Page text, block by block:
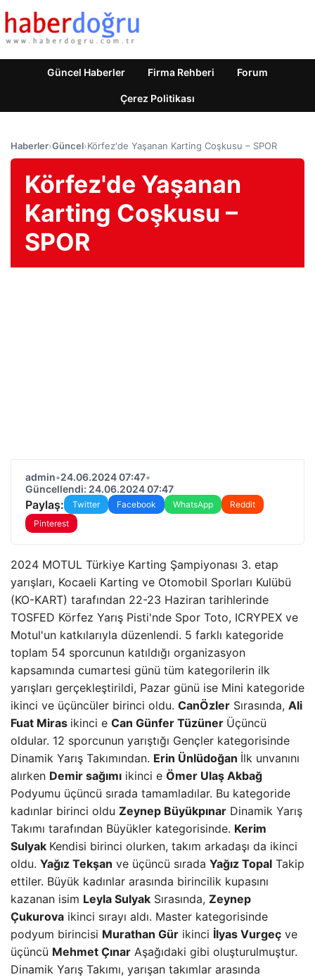
Güncel Haberler Firma Rehberi Forum
Çerez Politikası
Haberler›Güncel›Körfez'de Yaşanan Karting Coşkusu – SPOR
Körfez'de Yaşanan
Karting Coşkusu –
SPOR
admin•24.06.2024 07:47•
Güncellendi: 24.06.2024 07:47
Paylaş: Twitter Facebook WhatsApp
Reddit
Pinterest
2024 MOTUL Türkiye Karting Şampiyonası 3. etap
yarışları, Kocaeli Karting ve Otomobil Sporları Kulübü
(KO-KART) tarafından 22-23 Haziran tarihlerinde
TOSFED Körfez Yarış Pisti'nde Spor Toto, ICRYPEX ve
Motul'un katkılarıyla düzenlendi. 5 farklı kategoride
toplam 54 sporcunun katıldığı organizasyon
kapsamında cumartesi günü tüm kategorilerin ilk
yarışları gerçekleştirildi, Pazar günü ise Mini kategoride
ikinci ve üçüncüler birinci oldu. CanÖzler Sırasında, Ali
Fuat Miras ikinci e Can Günfer Tüzüner Üçüncü
oldular. 12 sporcunun yarıştığı Gençler kategorisinde
Dinamik Yarış Takımından. Erin Ünlüdoğan İlk unvanını
alırken Demir sağımı ikinci e Ömer Ulaş Akbağ
Podyumu üçüncü sırada tamamladılar. Bu kategoride
kadınlar birinci oldu Zeynep Büyükpınar Dinamik Yarış
Takımı tarafından Büyükler kategorisinde. Kerim
Sulyak Kendisi birinci olurken, takım arkadaşı da ikinci
oldu. Yağız Tekşan ve üçüncü sırada Yağız Topal Takip
ettiler. Büyük kadınlar arasında birincilik kupasını
kazanan isim Leyla Sulyak Sırasında, Zeynep
Çukurova ikinci sırayı aldı. Master kategorisinde
podyum birincisi Murathan Gür ikinci İlyas Vurgeç ve
üçüncü Mehmet Çınar Aşağıdaki gibi oluşturulmuştur.
Dinamik Yarış Takımı, yarışan takımlar arasında